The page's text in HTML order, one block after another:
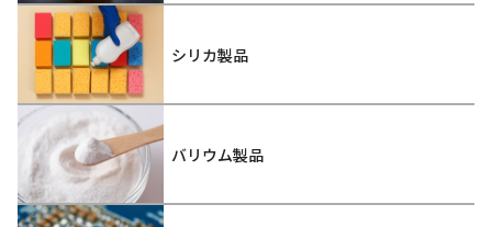
シリカ製品
バリウム製品